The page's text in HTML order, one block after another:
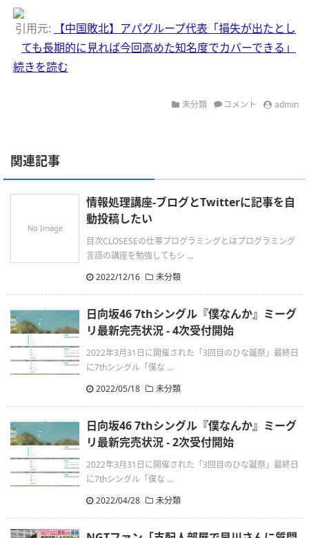
引用元:
【中国敗北】アパグループ代表「損失が出たとし
ても長期的に見れば今回高めた知名度でカバーできる」
続きを読む
未分類 コメント admin
関連記事
No Image
情報処理講座-ブログとTwitterに記事を自
動投稿したい
目次CLOSESEの仕事プログラミングとはプログラミング
言語の講座を勉強してもシ ...
2022/12/16
未分類
日向坂46 7thシングル『僕なんか』ミーグ
リ最新完売状況 - 4次受付開始
2022年3月31日に開催された「3回目のひな誕祭」最終日
に7thシングル「僕な ...
2022/05/18
未分類
日向坂46 7thシングル『僕なんか』ミーグ
リ最新完売状況 - 2次受付開始
2022年3月31日に開催された「3回目のひな誕祭」最終日
に7thシングル「僕な ...
2022/04/28
未分類